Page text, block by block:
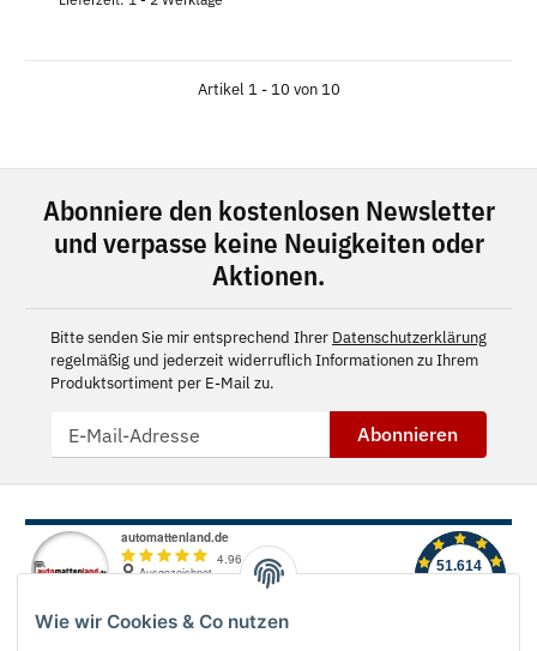
Wie wir Cookies & Co nutzen
Artikel 1 - 10 von 10
Abonniere den kostenlosen Newsletter
und verpasse keine Neuigkeiten oder
Aktionen.
Bitte senden Sie mir entsprechend Ihrer Datenschutzerklärung
regelmäßig und jederzeit widerruflich Informationen zu Ihrem
Produktsortiment per E-Mail zu.
Abonnieren